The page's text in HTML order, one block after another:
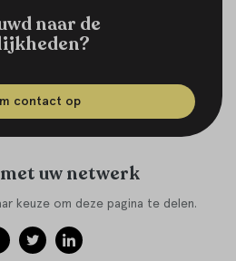
naar de
contact op
uw netwerk
keuze om deze pagina te delen.